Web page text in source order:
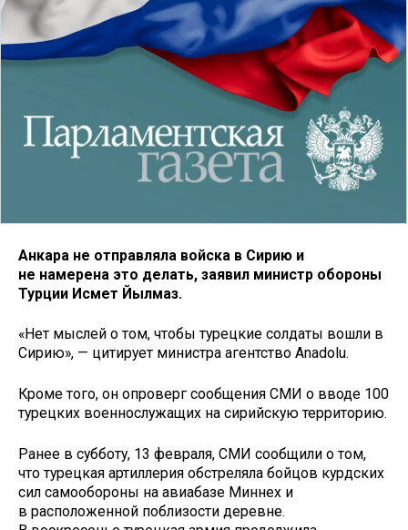
Анкара не отправляла войска в Сирию и
не намерена это делать, заявил министр обороны
Турции Исмет Йылмаз.
«Нет мыслей о том, чтобы турецкие солдаты вошли в
Сирию», — цитирует министра агентство Anadolu.
Кроме того, он опроверг сообщения СМИ о вводе 100
турецких военнослужащих на сирийскую территорию.
Ранее в субботу, 13 февраля, СМИ сообщили о том,
что турецкая артиллерия обстреляла бойцов курдских
сил самообороны на авиабазе Миннех и
в расположенной поблизости деревне.